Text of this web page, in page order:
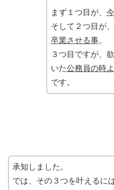
まず１つ目が、
そして２つ目が、
卒業させる事。
３つ目ですが、
いた公務員の時
です。
承知しました。
では、その３つを叶えるには